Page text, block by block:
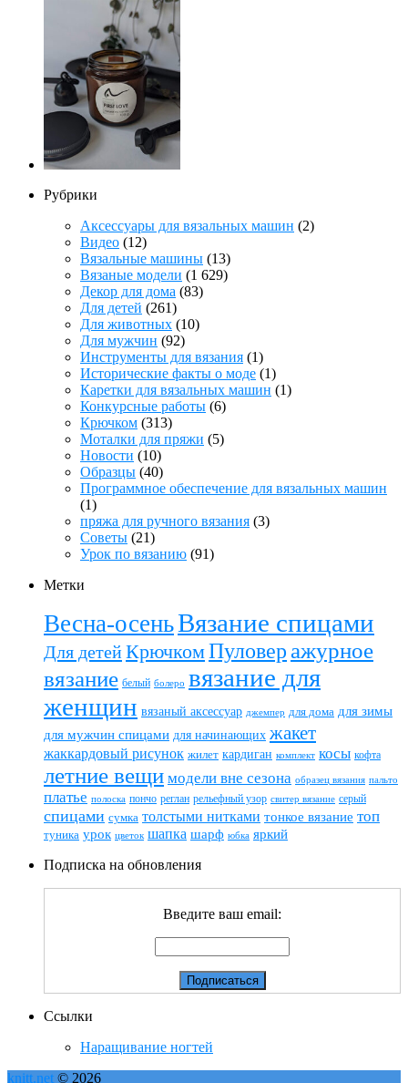
Рубрики
Аксессуары для вязальных машин (2)
Видео (12)
Вязальные машины (13)
Вязаные модели (1 629)
Декор для дома (83)
Для детей (261)
Для животных (10)
Для мужчин (92)
Инструменты для вязания (1)
Исторические факты о моде (1)
Каретки для вязальных машин (1)
Конкурсные работы (6)
Крючком (313)
Моталки для пряжи (5)
Новости (10)
Образцы (40)
Программное обеспечение для вязальных машин
(1)
пряжа для ручного вязания (3)
Советы (21)
Урок по вязанию (91)
Метки
Весна-осеньВязание спицами
Для детейКрючкомПуловер ажурное
вязание белый болеро вязание для
женщин вязаный аксессуар джемпер для дома для зимы
для мужчин спицами для начинающих жакет
жаккардовый рисунок жилет кардиган комплект косы кофта
летние вещи модели вне сезона образец вязания пальто
платье полоска пончо реглан рельефный узор свитер вязание серый
спицами сумка толстыми нитками тонкое вязание топ
туника урок цветок шапка шарф юбка яркий
Подписка на обновления
Введите ваш email:
Ссылки
Наращивание ногтей
knitt.net © 2026